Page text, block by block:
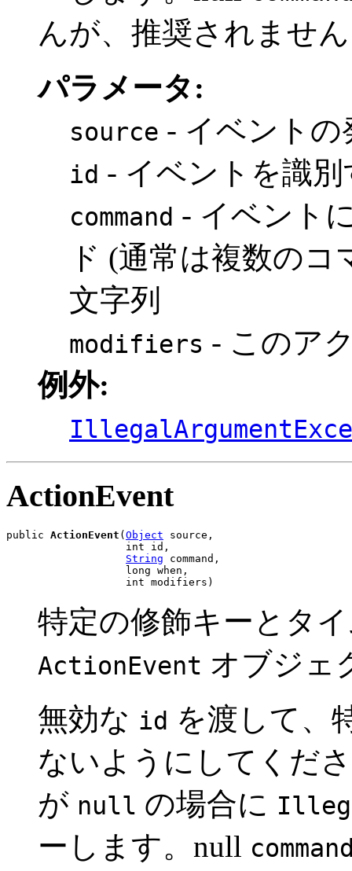
んが、推奨されませ
パラメータ:
source - イベント
id - イベントを識
command - イベント
ド (通常は複数の
文字列
modifiers - このア
例外:
ActionEvent
public ActionEvent ( Object source,
                   int id,
String command,
                   long when,
                   int modifiers)
特定の修飾キーとタ
ActionEvent オブジェ
無効な id を渡して、
ないようにしてくだ
が null の場合に
ーします。null